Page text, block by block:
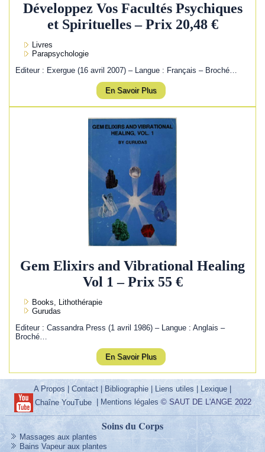
Développez Vos Facultés Psychiques
et Spirituelles – Prix 20,48 €
Livres
Parapsychologie
Editeur : Exergue (16 avril 2007) – Langue : Français – Broché…
En Savoir Plus
Gem Elixirs and Vibrational Healing
Vol 1 – Prix 55 €
Books, Lithothérapie
Gurudas
Editeur : Cassandra Press (1 avril 1986) – Langue : Anglais –
Broché…
En Savoir Plus
A Propos |Contact | Bibliographie | Liens utiles| Lexique |
Chaîne YouTube| Mentions légales © SAUT DE L'ANGE 2022
Soins du Corps
Massages aux plantes
Bains Vapeur aux plantes